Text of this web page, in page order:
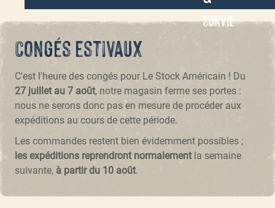
Survie
Congés estivaux
C'est l'heure des congés pour Le Stock Américain ! Du
27 juillet au 7 août, notre magasin ferme ses portes :
nous ne serons donc pas en mesure de procéder aux
expéditions au cours de cette période.
Les commandes restent bien évidemment possibles ;
les expéditions reprendront normalementla semaine
suivante, à partir du 10 août.